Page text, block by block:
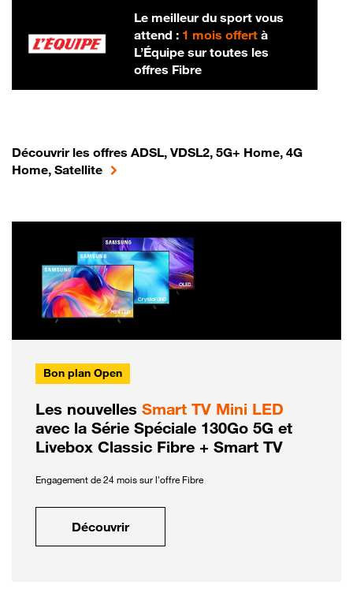
Le meilleur du sport vous
attend : 1 mois offertà
L’Équipe sur toutes les
offres Fibre
Découvrir les offres ADSL, VDSL2, 5G+ Home, 4G
Home, Satellite
Bon plan Open
Les nouvelles Smart TV Mini LED
avec la Série Spéciale 130Go 5G et
Livebox Classic Fibre + Smart TV
Engagement de 24 mois sur l'offre Fibre
Découvrir